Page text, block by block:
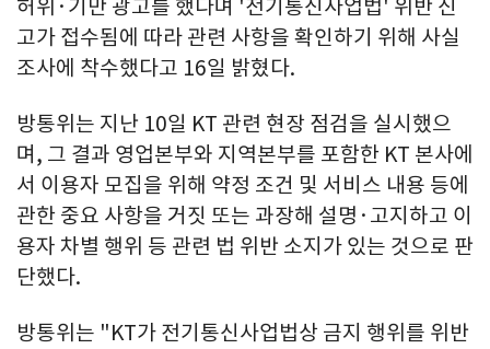
허위·기만 광고를 했다며 '전기통신사업법' 위반 신
고가 접수됨에 따라 관련 사항을 확인하기 위해 사실
조사에 착수했다고 16일 밝혔다.
방통위는 지난 10일 KT 관련 현장 점검을 실시했으
며, 그 결과 영업본부와 지역본부를 포함한 KT 본사에
서 이용자 모집을 위해 약정 조건 및 서비스 내용 등에
관한 중요 사항을 거짓 또는 과장해 설명·고지하고 이
용자 차별 행위 등 관련 법 위반 소지가 있는 것으로 판
단했다.
방통위는 "KT가 전기통신사업법상 금지 행위를 위반